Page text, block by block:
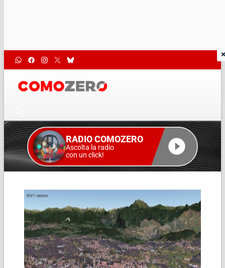
RADIO COMOZERO
Ascolta la radio
con un click!